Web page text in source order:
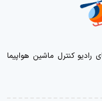
کنترل ماشین هواپیما